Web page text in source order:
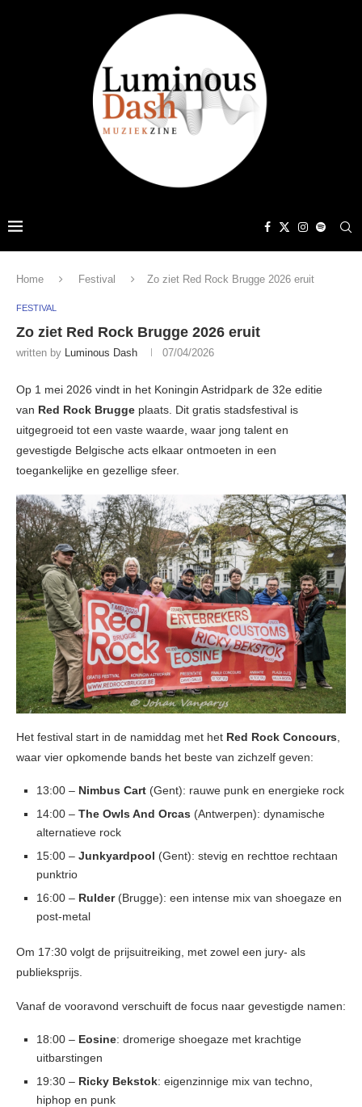
Home Festival Zo ziet Red Rock Brugge 2026 eruit
FESTIVAL
Zo ziet Red Rock Brugge 2026 eruit
written by Luminous Dash 07/04/2026
Op 1 mei 2026 vindt in het Koningin Astridpark de 32e editie
van Red Rock Brugge plaats. Dit gratis stadsfestival is
uitgegroeid tot een vaste waarde, waar jong talent en
gevestigde Belgische acts elkaar ontmoeten in een
toegankelijke en gezellige sfeer.
Het festival start in de namiddag met het Red Rock Concours
waar vier opkomende bands het beste van zichzelf geven:
13:00 – Nimbus Cart (Gent): rauwe punk en energieke rock
14:00 – The Owls And Orcas (Antwerpen): dynamische
alternatieve rock
15:00 – Junkyardpool (Gent): stevig en rechttoe rechtaan
punktrio
16:00 – Rulder(Brugge): een intense mix van shoegaze en
post-metal
Om 17:30 volgt de prijsuitreiking, met zowel een jury- als
publieksprijs.
Vanaf de vooravond verschuift de focus naar gevestigde namen:
18:00 – Eosine: dromerige shoegaze met krachtige
uitbarstingen
19:30 – Ricky Bekstok: eigenzinnige mix van techno,
hiphop en punk